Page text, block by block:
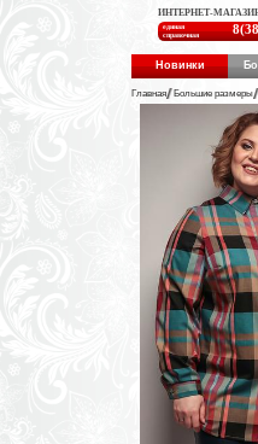
ИНТЕРНЕТ-
единая
справочная
Новинки
Главная Большие размеры